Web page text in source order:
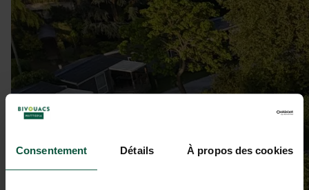
Consentement Détails À propos des cookies